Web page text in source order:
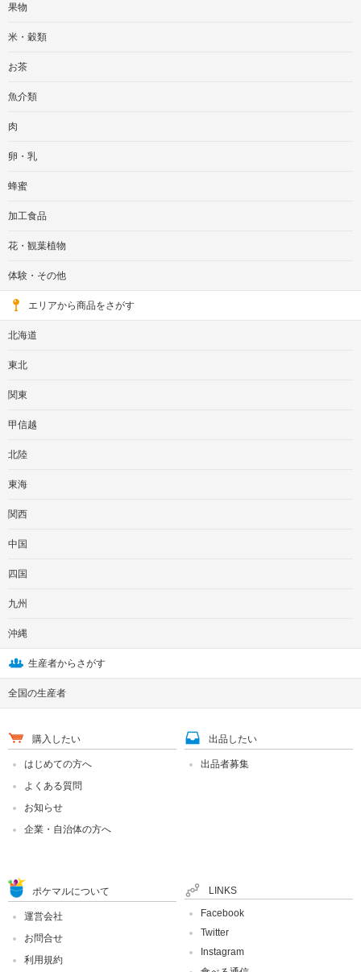
果物
米・穀類
お茶
魚介類
肉
卵・乳
蜂蜜
加工食品
花・観葉植物
体験・その他
エリアから商品をさがす
北海道
東北
関東
甲信越
北陸
東海
関西
中国
四国
九州
沖縄
生産者からさがす
全国の生産者
購入したい
はじめての方へ
よくある質問
お知らせ
企業・自治体の方へ
出品したい
出品者募集
ポケマルについて
運営会社
お問合せ
利用規約
LINKS
Facebook
Twitter
Instagram